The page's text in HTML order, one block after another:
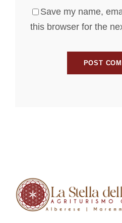
Save my name,
this browser for the